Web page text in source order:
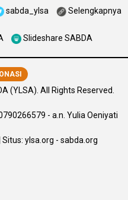
sabda_ylsa Selengkapnya
Slideshare SABDA
(YLSA). All Rights Reserved.
- a.n. Yulia Oeniyati
| Situs: ylsa.org - sabda.org